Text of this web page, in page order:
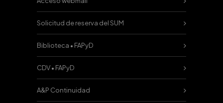
Solicitud de reserva del SUM
Biblioteca • FAPyD
CDV • FAPyD
A&P Continuidad